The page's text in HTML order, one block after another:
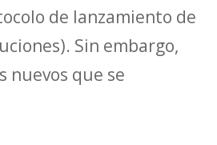
de lanzamiento de
Sin embargo,
nuevos que se